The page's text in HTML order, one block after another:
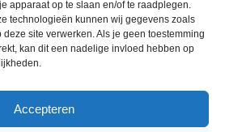
apparaat op te slaan en/of te raadplegen.
technologieën kunnen wij gegevens zoals
site verwerken. Als je geen toestemming
kan dit een nadelige invloed hebben op
Accepteren
Terug
naar
boven
SLOS ANBI